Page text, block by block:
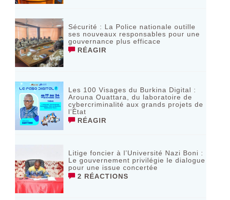
Sécurité : La Police nationale outille
ses nouveaux responsables pour une
gouvernance plus efficace
RÉAGIR
Les 100 Visages du Burkina Digital :
Arouna Ouattara, du laboratoire de
cybercriminalité aux grands projets de
l’État
RÉAGIR
Litige foncier à l’Université Nazi Boni :
Le gouvernement privilégie le dialogue
pour une issue concertée
2 RÉACTIONS